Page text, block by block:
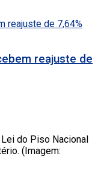
reajuste de
do Piso Nacional
(Imagem: